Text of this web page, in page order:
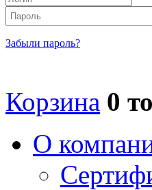
Забыли пароль?
Корзина 0
О